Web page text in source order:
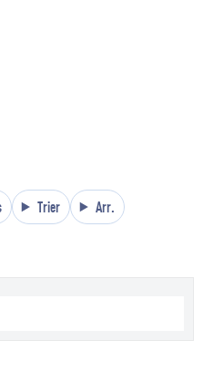
Trier Arr.